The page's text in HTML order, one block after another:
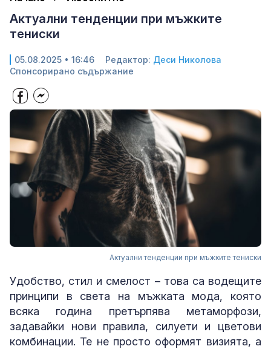
Актуални тенденции при мъжките
тениски
05.08.2025 • 16:46 Редактор: Деси Николова
Спонсорирано съдържание
Актуални тенденции при мъжките тениски
Удобство, стил и смелост – това са водещите
принципи в света на мъжката мода, която
всяка година претърпява метаморфози,
задавайки нови правила, силуети и цветови
комбинации. Те не просто оформят визията, а